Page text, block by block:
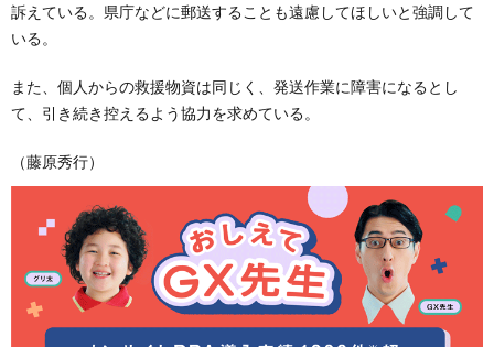
訴えている。県庁などに郵送することも遠慮してほしいと強調して
いる。
また、個人からの救援物資は同じく、発送作業に障害になるとし
て、引き続き控えるよう協力を求めている。
（藤原秀行）